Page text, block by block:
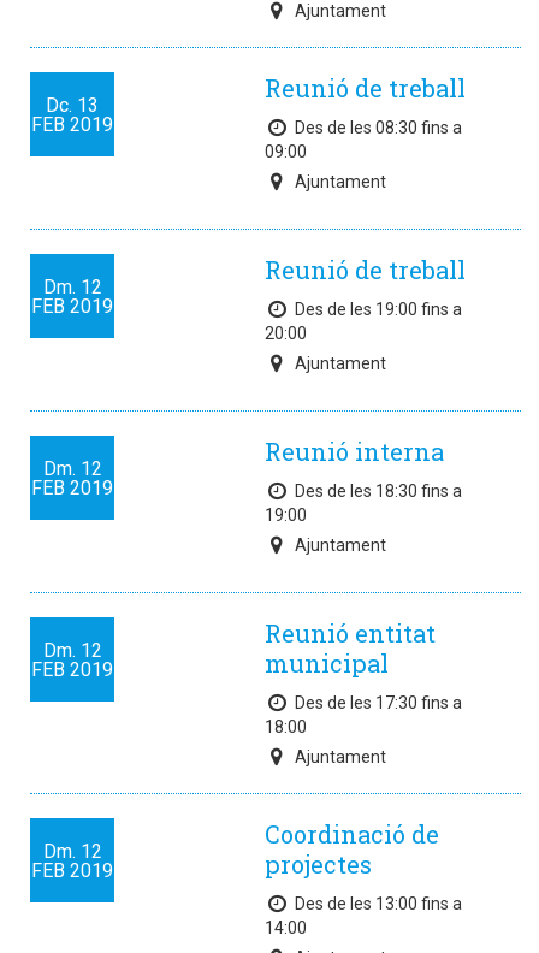
Ajuntament
Dc. 13
FEB 2019
Reunió de treball
Des de les 08:30 fins a
09:00
Ajuntament
Dm. 12
FEB 2019
Reunió de treball
Des de les 19:00 fins a
20:00
Ajuntament
Dm. 12
FEB 2019
Reunió interna
Des de les 18:30 fins a
19:00
Ajuntament
Dm. 12
FEB 2019
Reunió entitat
municipal
Des de les 17:30 fins a
18:00
Ajuntament
Dm. 12
FEB 2019
Coordinació de
projectes
Des de les 13:00 fins a
14:00